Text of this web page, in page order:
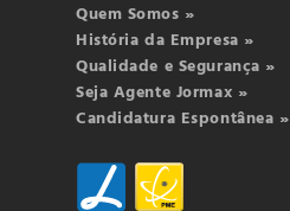
Quem Somos »
História da Empresa »
Qualidade e Segurança »
Seja Agente Jormax »
Candidatura Espontânea »